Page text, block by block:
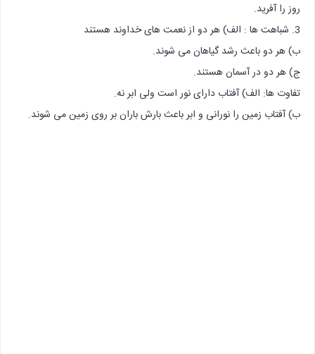
روز را آفرید.
3. شباهت ها : الف) هر دو از نعمت های خداوند هستند
ب) هر دو باعث رشد گیاهان می شوند.
ج) هر دو در آسمان هستند.
تفاوت ها: الف) آفتاب دارای نور است ولی ابر نه.
ب) آفتاب زمین را نورانی و ابر باعث بارش باران بر روی زمین می شوند.